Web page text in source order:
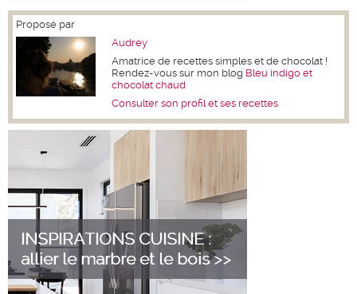
Proposé par
Audrey
Amatrice de recettes simples et de chocolat !
Rendez-vous sur mon blog Bleu indigo et
chocolat chaud
Consulter son profil et ses recettes